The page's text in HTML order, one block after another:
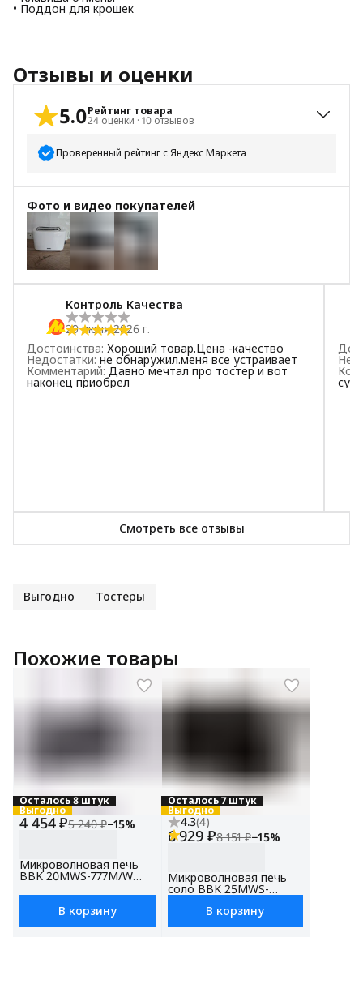
• Поддон для крошек
Отзывы и оценки
5.0Рейтинг товара
24 оценки · 10 отзывов
Проверенный рейтинг с Яндекс Маркета
5 звёзд
23
4 звезды
3 звезды
2 звезды
1 звезда
Фото и видео покупателей
+2
Контроль Качества
29 июля 2026 г.
Достоинства: Хороший товар.Цена -качество
Недостатки: не обнаружил.меня все устраивает
Комментарий: Давно мечтал про тостер и вот
наконец приобрел
Смотреть все отзывы
Выгодно Тостеры
Похожие товары
Осталось 8 штук
Выгодно
4 454 ₽5 240 ₽−15%
Микроволновая печь
BBK 20MWS-777M/W
В корзину
Осталось 7 штук
Выгодно
4.3(4)
6 929 ₽8 151 ₽−15%
Микроволновая печь
соло BBK 25MWS-
объем 25 л, мощность
В корзину